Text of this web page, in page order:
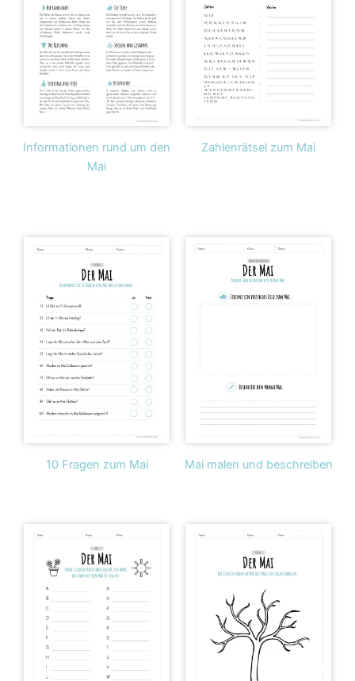
Informationen rund um den
Mai
Zahlenrätsel zum Mai
10 Fragen zum Mai Mai malen und beschreiben